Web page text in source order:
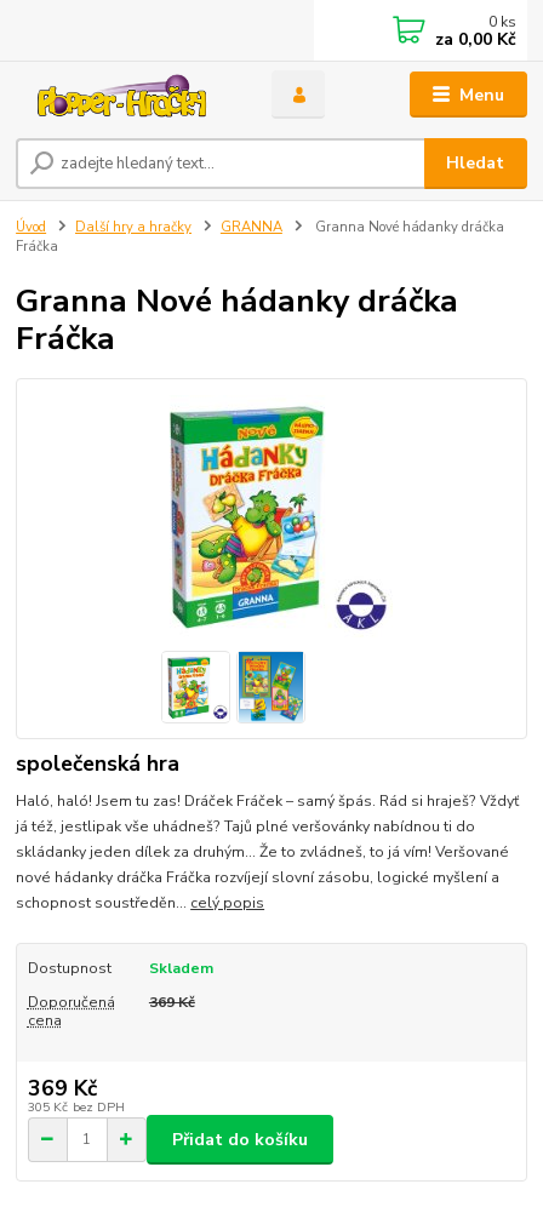
Menu
Hledat
0 ks
za 0,00 Kč
Úvod Další hry a hračky GRANNA
Granna Nové hádanky dráčka
Fráčka
Granna Nové hádanky dráčka
Fráčka
společenská hra
Haló, haló! Jsem tu zas! Dráček Fráček – samý špás. Rád si hraješ? Vždyť
já též, jestlipak vše uhádneš? Tajů plné veršovánky nabídnou ti do
skládanky jeden dílek za druhým… Že to zvládneš, to já vím! Veršované
nové hádanky dráčka Fráčka rozvíjejí slovní zásobu, logické myšlení a
schopnost soustředěn... celý popis
Dostupnost
Skladem
Doporučená
cena
369 Kč
369 Kč
305 Kč bez DPH
Přidat do košíku